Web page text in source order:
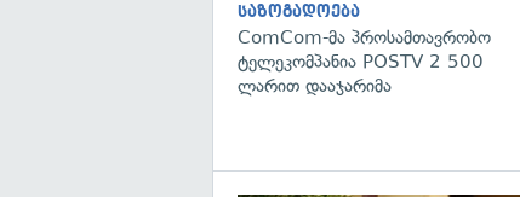
საზოგადოება
ComCom-მა პროსამთავრობო
ტელეკომპანია POSTV 2 500
ლარით დააჯარიმა